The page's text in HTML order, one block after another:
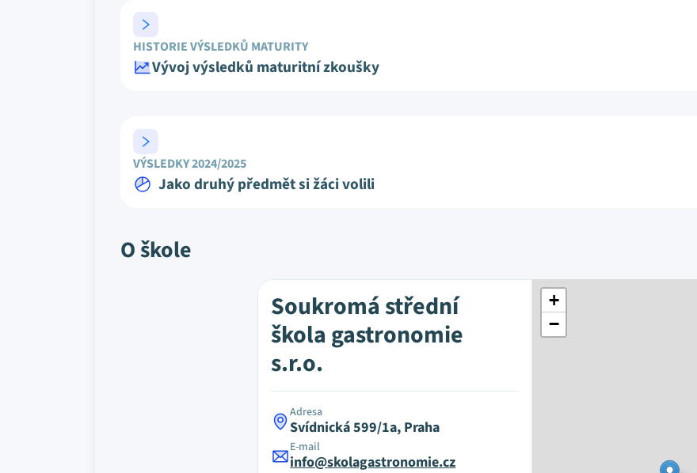
HISTORIE VÝSLEDKŮ MATURITY
Vývoj výsledků maturitní zkoušky
VÝSLEDKY 2024/2025
Jako druhý předmět si žáci volili
O škole
Soukromá střední
škola gastronomie
s.r.o.
Adresa
Svídnická 599/1a, Praha
E-mail
info@skolagastronomie.cz
+
−